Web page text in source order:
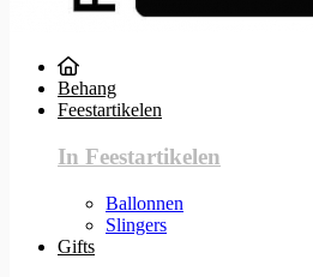
Behang
Feestartikelen
In Feestartikelen
Ballonnen
Slingers
Gifts